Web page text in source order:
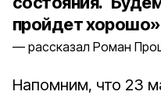
пройдет
рассказал Роман
Напомним, что 23